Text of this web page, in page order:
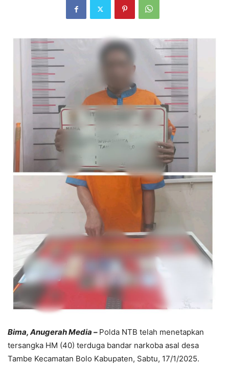
Bima, Anugerah Media – Polda NTB telah menetapkan
tersangka HM (40) terduga bandar narkoba asal desa
Tambe Kecamatan Bolo Kabupaten, Sabtu, 17/1/2025.